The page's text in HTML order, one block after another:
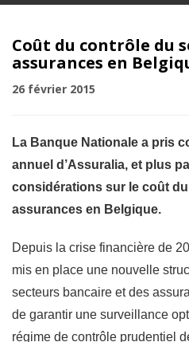
Coût du contrôle du
assurances en
26 février 2015
La Banque Nationale a pris
annuel d’Assuralia, et plus
considérations sur le coût
assurances en Belgique.
Depuis la crise financière de
mis en place une nouvelle
secteurs bancaire et des
de garantir une surveillance
régime de contrôle prudentiel